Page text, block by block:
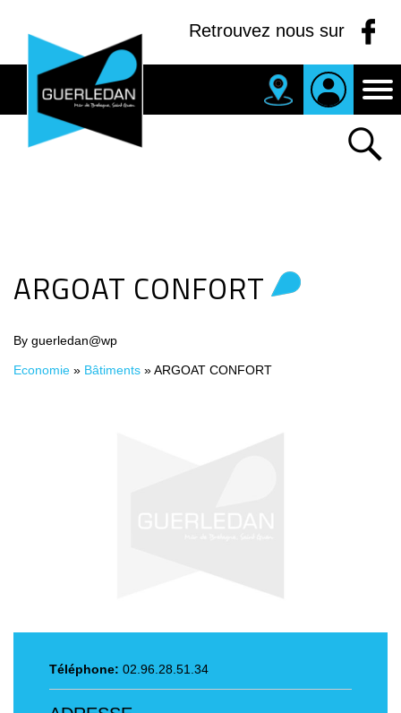
Retrouvez nous sur
ARGOAT CONFORT
By guerledan@wp
Economie » Bâtiments »ARGOAT CONFORT
Téléphone: 02.96.28.51.34